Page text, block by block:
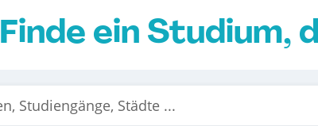
Finde ein Studium,